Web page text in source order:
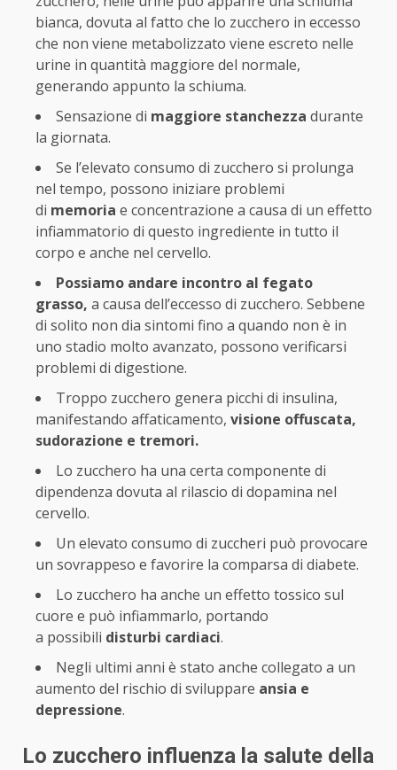
bianca, dovuta al fatto che lo zucchero in eccesso
che non viene metabolizzato viene escreto nelle
urine in quantità maggiore del normale,
generando appunto la schiuma.
Sensazione di maggiore stanchezza durante
la giornata.
Se l’elevato consumo di zucchero si prolunga
nel tempo, possono iniziare problemi
di memoria e concentrazione a causa di un effetto
infiammatorio di questo ingrediente in tutto il
corpo e anche nel cervello.
Possiamo andare incontro al fegato
grasso, a causa dell’eccesso di zucchero. Sebbene
di solito non dia sintomi fino a quando non è in
uno stadio molto avanzato, possono verificarsi
problemi di digestione.
Troppo zucchero genera picchi di insulina,
manifestando affaticamento, visione offuscata,
sudorazione e tremori.
Lo zucchero ha una certa componente di
dipendenza dovuta al rilascio di dopamina nel
cervello.
Un elevato consumo di zuccheri può provocare
un sovrappeso e favorire la comparsa di diabete.
Lo zucchero ha anche un effetto tossico sul
cuore e può infiammarlo, portando
a possibili disturbi cardiaci.
Negli ultimi anni è stato anche collegato a un
aumento del rischio di sviluppare ansia e
depressione.
Lo zucchero influenza la salute della